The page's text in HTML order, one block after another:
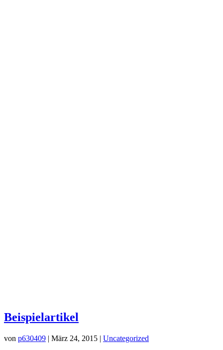
Beispielartikel
von p630409 | März 24, 2015 | Uncategorized